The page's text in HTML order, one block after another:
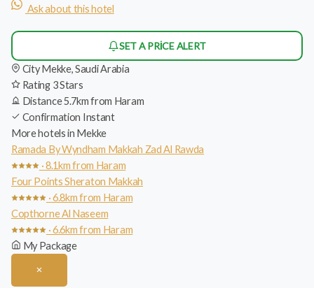
Ask about this hotel
SET A PRICE ALERT
CityMekke, Saudi Arabia
Rating 3 Stars
Distance5.7km from Haram
Confirmation Instant
More hotels in Mekke
Ramada By Wyndham Makkah Zad Al Rawda
· 8.1km from Haram
Four Points Sheraton Makkah
· 6.8km from Haram
Copthorne Al Naseem
· 6.6km from Haram
My Package